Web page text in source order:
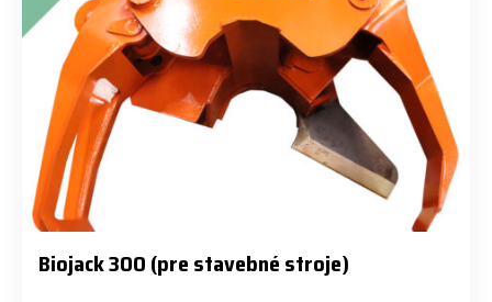
Biojack 300 (pre stavebné stroje)